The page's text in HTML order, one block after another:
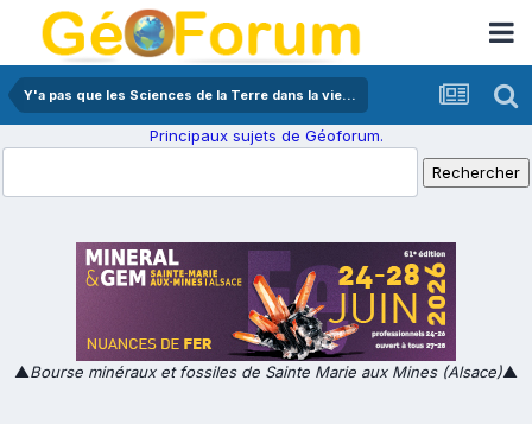
Y'a pas que les Sciences de la Terre dans la vie...
Principaux sujets de Géoforum.
▲Bourse minéraux et fossiles de Sainte Marie aux Mines (Alsace)▲